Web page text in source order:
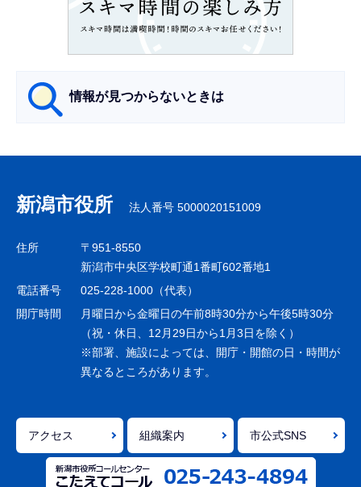
情報が見つからないときは
ナ
ビ
ゲ
シ
ョ
で
新潟市役所 法人番号 5000020151009
住所
〒951-8550
新潟市中央区学校町通1番町602番地1
電話番号
025-228-1000（代表）
開庁時間
月曜日から金曜日の午前8時30分から午後5時30分
（祝・休日、12月29日から1月3日を除く）
※部署、施設によっては、開庁・開館の日・時間が
異なるところがあります。
アクセス 組織案内 市公式SNS